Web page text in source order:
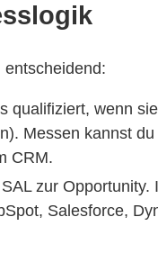
qualifiziert, wenn
Messen kannst
CRM.
zur Opportunity.
Salesforce,